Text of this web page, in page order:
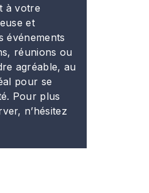
à votre
et
événements
réunions ou
agréable, au
pour se
Pour plus
n’hésitez